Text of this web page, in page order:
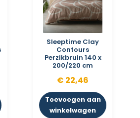
Sleeptime Clay
Contours
Perzikbruin 140 x
200/220 cm
€ 22,46
Toevoegen aan
winkelwagen